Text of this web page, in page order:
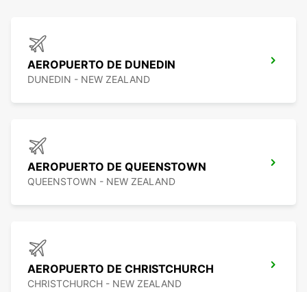
AEROPUERTO DE DUNEDIN
DUNEDIN - NEW ZEALAND
AEROPUERTO DE QUEENSTOWN
QUEENSTOWN - NEW ZEALAND
AEROPUERTO DE CHRISTCHURCH
CHRISTCHURCH - NEW ZEALAND